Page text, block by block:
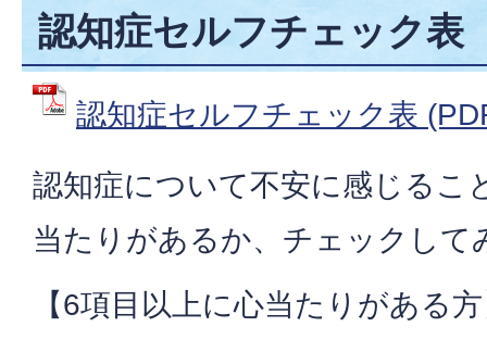
認知症セルフチェック表
認知症セルフチェック表
認知症について不安に感じるこ
当たりがあるか、チェックして
【6項目以上に心当たりがある